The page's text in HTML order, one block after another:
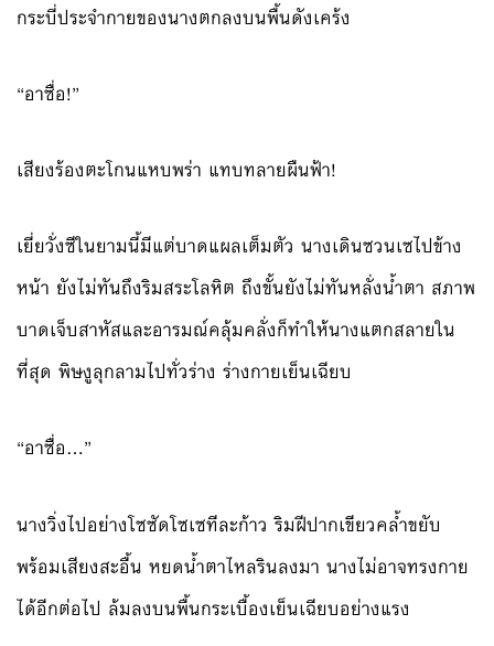
กระบี่ประจำกายของนางตกลงบนพื้นดังเคร้ง
“อาซื่อ!”
เสียงร้องตะโกนแหบพร่า แทบทลายผืนฟ้า!
เยี่ยวั่งซีในยามนี้มีแต่บาดแผลเต็มตัว นางเดินซวนเซไปข้าง
หน้า ยังไม่ทันถึงริมสระโลหิต ถึงขั้นยังไม่ทันหลั่งน้ำตา สภาพ
บาดเจ็บสาหัสและอารมณ์คลุ้มคลั่งก็ทำให้นางแตกสลายใน
ที่สุด พิษงูลุกลามไปทั่วร่าง ร่างกายเย็นเฉียบ
“อาซื่อ…”
นางวิ่งไปอย่างโซซัดโซเซทีละก้าว ริมฝีปากเขียวคล้ำขยับ
พร้อมเสียงสะอื้น หยดน้ำตาไหลรินลงมา นางไม่อาจทรงกาย
ได้อีกต่อไป ล้มลงบนพื้นกระเบื้องเย็นเฉียบอย่างแรง